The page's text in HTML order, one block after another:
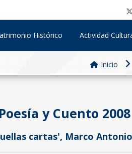
Histórico Actividad
Inicio
y Cuento 2008
cartas', Marco